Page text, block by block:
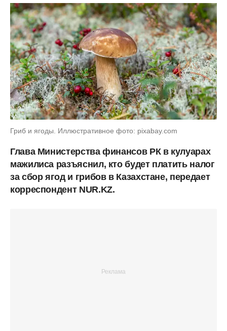
Гриб и ягоды. Иллюстративное фото: pixabay.com
Глава Министерства финансов РК в кулуарах
мажилиса разъяснил, кто будет платить налог
за сбор ягод и грибов в Казахстане, передает
корреспондент NUR.KZ.